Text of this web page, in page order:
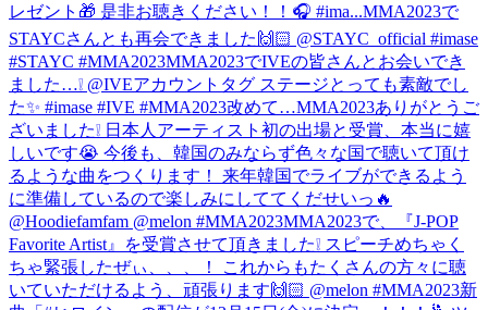
レゼント🎁 是非お聴きください！！🎧 #ima...MMA2023で
STAYCさんとも再会できました🙌🏻 @STAYC_official #imase
#STAYC #MMA2023MMA2023でIVEの皆さんとお会いでき
ました…❕ @IVEアカウントタグ ステージとっても素敵でし
た✨ #imase #IVE #MMA2023改めて…MMA2023ありがとうご
ざいました❕ 日本人アーティスト初の出場と受賞、本当に嬉
しいです😭 今後も、韓国のみならず色々な国で聴いて頂け
るような曲をつくります！ 来年韓国でライブができるよう
に準備しているので楽しみにしててくだせいっ🔥
@Hoodiefamfam @melon #MMA2023MMA2023で、『J-POP
Favorite Artist』を受賞させて頂きました❕ スピーチめちゃく
ちゃ緊張したぜぃ、、、！ これからもたくさんの方々に聴
いていただけるよう、頑張ります🙌🏻 @melon #MMA2023新